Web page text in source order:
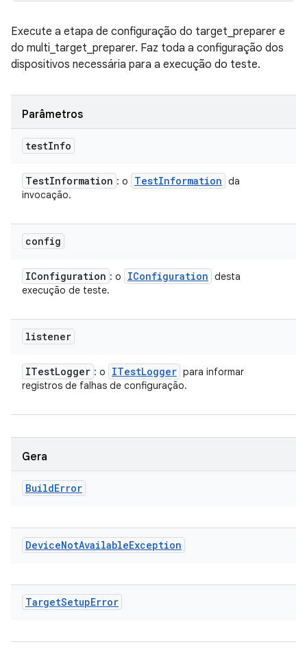
Execute a etapa de configuração do target_preparer e
do multi_target_preparer. Faz toda a configuração dos
dispositivos necessária para a execução do teste.
Parâmetros
testInfo
TestInformation : o TestInformation da
invocação.
config
IConfiguration : o IConfiguration desta
execução de teste.
listener
ITestLogger : o ITestLogger para informar
registros de falhas de configuração.
Gera
BuildError
DeviceNotAvailableException
TargetSetupError